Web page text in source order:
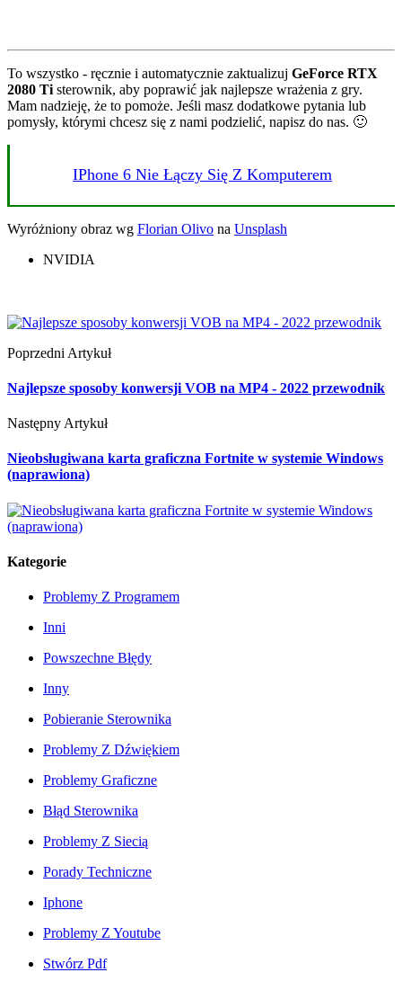
To wszystko - ręcznie i automatycznie zaktualizuj GeForce RTX
2080 Ti sterownik, aby poprawić jak najlepsze wrażenia z gry.
Mam nadzieję, że to pomoże. Jeśli masz dodatkowe pytania lub
pomysły, którymi chcesz się z nami podzielić, napisz do nas. 🙂
IPhone 6 Nie Łączy Się Z Komputerem
Wyróżniony obraz wg Florian Olivo na Unsplash
NVIDIA
Poprzedni Artykuł
Najlepsze sposoby konwersji VOB na MP4 - 2022 przewodnik
Następny Artykuł
Nieobsługiwana karta graficzna Fortnite w systemie Windows
(naprawiona)
Kategorie
Problemy Z Programem
Inni
Powszechne Błędy
Inny
Pobieranie Sterownika
Problemy Z Dźwiękiem
Problemy Graficzne
Błąd Sterownika
Problemy Z Siecią
Porady Techniczne
Iphone
Problemy Z Youtube
Stwórz Pdf